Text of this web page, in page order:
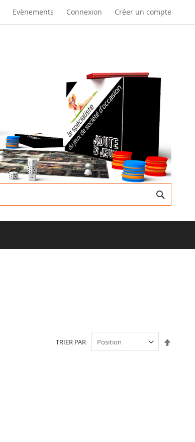
Evènements Connexion Créer un compte
TRIER PAR